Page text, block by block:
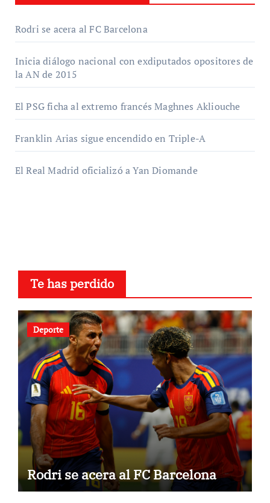
Rodri se acera al FC Barcelona
Inicia diálogo nacional con exdiputados opositores de
la AN de 2015
El PSG ficha al extremo francés Maghnes Akliouche
Franklin Arias sigue encendido en Triple-A
El Real Madrid oficializó a Yan Diomande
Te has perdido
Deporte
Rodri se acera al FC Barcelona